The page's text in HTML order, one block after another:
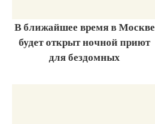
В ближайшее время в Москве
будет открыт ночной приют
для бездомных